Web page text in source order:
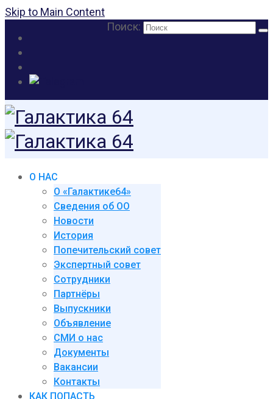
Skip to Main Content
Поиск:
О НАС
О «Галактике64»
Сведения об ОО
Новости
История
Попечительский совет
Экспертный совет
Сотрудники
Партнёры
Выпускники
Объявление
СМИ о нас
Документы
Вакансии
Контакты
КАК ПОПАСТЬ